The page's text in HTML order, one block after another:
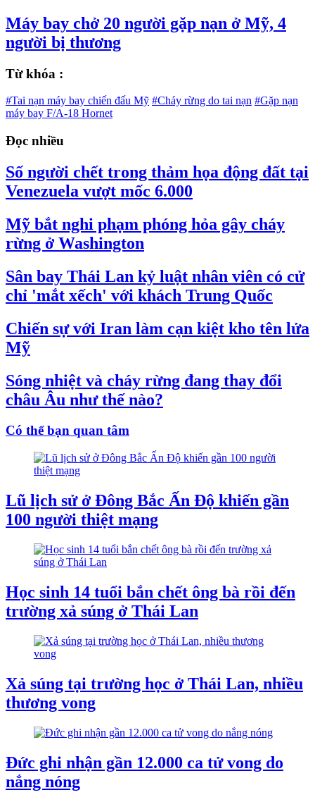
Máy bay chở 20 người gặp nạn ở Mỹ, 4
người bị thương
Từ khóa :
#Tai nạn máy bay chiến đấu Mỹ #Cháy rừng do tai nạn #Gặp nạn
máy bay F/A-18 Hornet
Đọc nhiều
Số người chết trong thảm họa động đất tại
Venezuela vượt mốc 6.000
Mỹ bắt nghi phạm phóng hỏa gây cháy
rừng ở Washington
Sân bay Thái Lan kỷ luật nhân viên có cử
chỉ 'mắt xếch' với khách Trung Quốc
Chiến sự với Iran làm cạn kiệt kho tên lửa
Mỹ
Sóng nhiệt và cháy rừng đang thay đổi
châu Âu như thế nào?
Có thể bạn quan tâm
Lũ lịch sử ở Đông Bắc Ấn Độ khiến gần
100 người thiệt mạng
Học sinh 14 tuổi bắn chết ông bà rồi đến
trường xả súng ở Thái Lan
Xả súng tại trường học ở Thái Lan, nhiều
thương vong
Đức ghi nhận gần 12.000 ca tử vong do
nắng nóng